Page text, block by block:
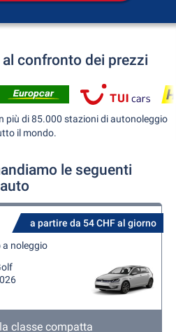
confronto dei prezzi
più di 85.000 stazioni di autonoleggio
il mondo.
le seguenti
a partire da 54 CHF al giorno
a noleggio
classe compatta